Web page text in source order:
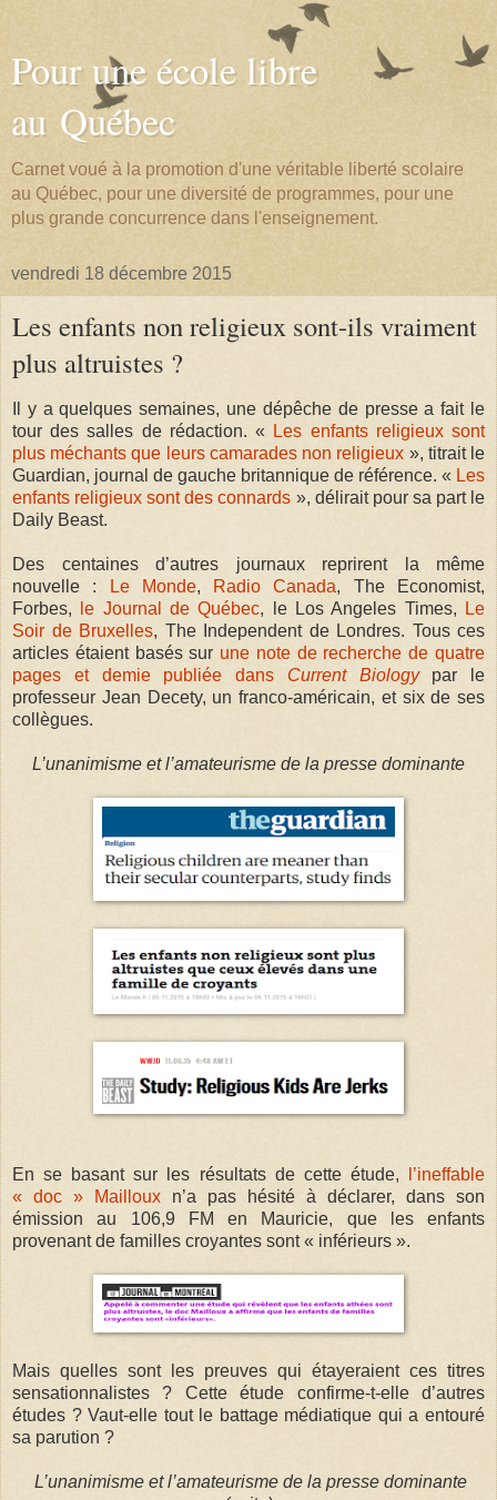
Pour une école libre
au Québec
Carnet voué à la promotion d'une véritable liberté scolaire
au Québec, pour une diversité de programmes, pour une
plus grande concurrence dans l'enseignement.
vendredi 18 décembre 2015
Les enfants non religieux sont-ils vraiment
plus altruistes ?
Il y a quelques semaines, une dépêche de presse a fait le
tour des salles de rédaction. «
Les enfants religieux sont
plus méchants que leurs camarades non religieux », titrait le
Guardian, journal de gauche britannique de référence. « Les
enfants religieux sont des connards », délirait pour sa part le
Daily Beast.
Des centaines d’autres journaux reprirent la même
nouvelle :
Le Monde, Radio Canada, The Economist,
Forbes,
le Journal de Québec, le Los Angeles Times,
Le
Soir de Bruxelles, The Independent de Londres. Tous ces
articles étaient basés sur une note de recherche de quatre
pages et demie publiée dans Current Biologypar le
professeur Jean Decety, un franco-américain, et six de ses
collègues.
L’unanimisme et l’amateurisme de la presse dominante
En se basant sur les résultats de cette étude,
l’ineffable
« doc » Mailloux n’a pas hésité à déclarer, dans son
émission au 106,9 FM en Mauricie, que les enfants
provenant de familles croyantes sont « inférieurs ».
Mais quelles sont les preuves qui étayeraient ces titres
sensationnalistes ? Cette étude confirme-t-elle d’autres
études ? Vaut-elle tout le battage médiatique qui a entouré
sa parution ?
L’unanimisme et l’amateurisme de la presse dominante